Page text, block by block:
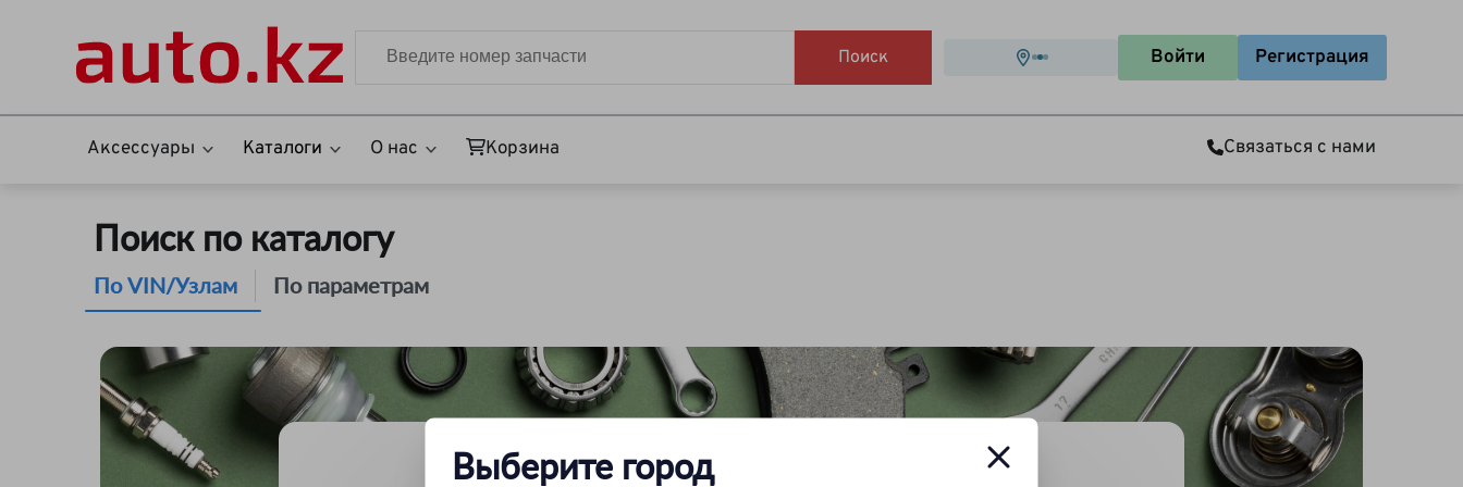
Поиск
Выберите город
Войти Регистрация
Аксессуары Каталоги О нас Корзина Связаться с нами
Поиск по каталогу
По VIN/Узлам По параметрам
Вы искали каталог на автомобиль